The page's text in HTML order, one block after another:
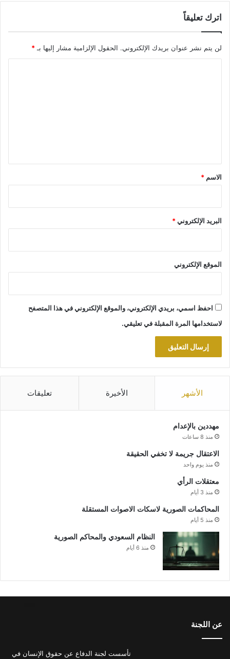
اترك تعليقاً
لن يتم نشر عنوان بريدك الإلكتروني. الحقول الإلزامية مشار إليها بـ *
*
الاسم *
البريد الإلكتروني*
الموقع الإلكتروني
احفظ اسمي، بريدي الإلكتروني، والموقع الإلكتروني في هذا المتصفح
لاستخدامها المرة المقبلة في تعليقي.
الأشهر الأخيرة تعليقات
مهددين بالإعدام
منذ 8 ساعات
الاعتقال جريمة لا تخفي الحقيقة
منذ يوم واحد
معتقلات الرأي
منذ 3 أيام
المحاكمات الصورية لاسكات الاصوات المستقلة
منذ 5 أيام
النظام السعودي والمحاكم الصورية
منذ 6 أيام
عن اللجنة
تأسست لجنة الدفاع عن حقوق الإنسان في